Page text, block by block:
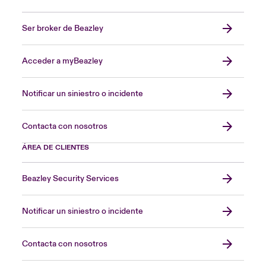
Ser broker de Beazley
Acceder a myBeazley
Notificar un siniestro o incidente
Contacta con nosotros
ÁREA DE CLIENTES
Beazley Security Services
Notificar un siniestro o incidente
Contacta con nosotros